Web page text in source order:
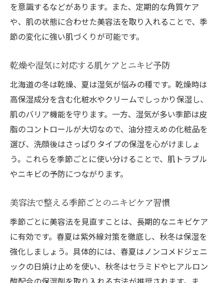
を意識するなどがあります。また、定期的な角質ケア
や、肌の状態に合わせた美容法を取り入れることで、季
節の変化に強い肌づくりが可能です。
乾燥や湿気に対応する肌ケアとニキビ予防
北海道の冬は乾燥、夏は湿気が悩みの種です。乾燥時は
高保湿成分を含む化粧水やクリームでしっかり保湿し、
肌のバリア機能を守ります。一方、湿気が多い季節は皮
脂のコントロールが大切なので、油分控えめの化粧品を
選び、洗顔後はさっぱりタイプの保湿を心がけましょ
う。これらを季節ごとに使い分けることで、肌トラブル
やニキビの予防につながります。
美容法で整える季節ごとのニキビケア習慣
季節ごとに美容法を見直すことは、長期的なニキビケア
に有効です。春夏は紫外線対策を徹底し、秋冬は保湿を
強化しましょう。具体的には、春夏はノンコメドジェニ
ックの日焼け止めを使い、秋冬はセラミドやヒアルロン